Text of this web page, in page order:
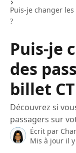
Puis-je changer
?
Puis-je
des
billet
Découvrez si
passagers sur
Écrit par
Mis à jour il